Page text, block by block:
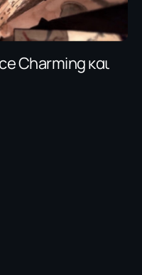
Charming και